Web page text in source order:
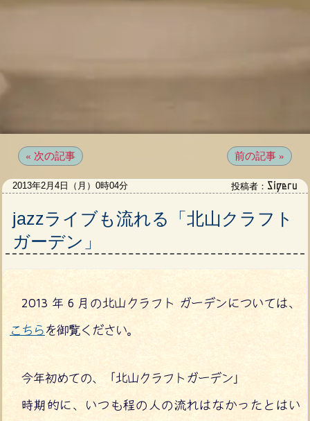
« 次の記事 前の記事 »
jazzライブも流れる「北山クラフト
ガーデン」
投稿者： Sigeru
2013年2月4日（月）0時04分
2013 年 6 月の北山クラフト ガーデンについては、
こちら を御覧ください。
今年初めての、「北山クラフトガーデン」
時期的に、いつも程の人の流れはなかったとはい